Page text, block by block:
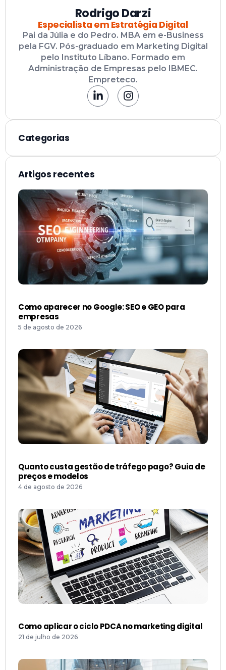
Rodrigo Darzi
Especialista em Estratégia Digital
Pai da Júlia e do Pedro. MBA em e-Business
pela FGV. Pós-graduado em Marketing Digital
pelo Instituto Líbano. Formado em
Administração de Empresas pelo IBMEC.
Empreteco.
Categorias
Artigos recentes
Como aparecer no Google: SEO e GEO para
empresas
5 de agosto de 2026
Quanto custa gestão de tráfego pago? Guia de
preços e modelos
4 de agosto de 2026
Como aplicar o ciclo PDCA no marketing digital
21 de julho de 2026